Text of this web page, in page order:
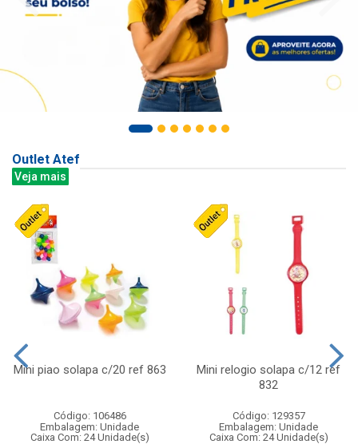
Outlet Atef
Veja mais
Mini piao solapa c/20 ref 863
Código: 106486
Embalagem: Unidade
Caixa Com: 24 Unidade(s)
Mini relogio solapa c/12 ref
832
Código: 129357
Embalagem: Unidade
Caixa Com: 24 Unidade(s)